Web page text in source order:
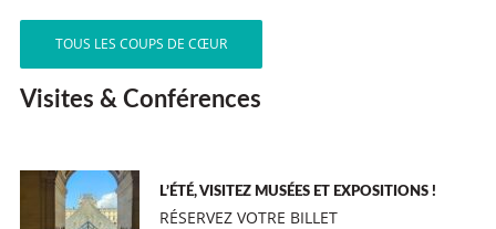
TOUS LES COUPS DE CŒUR
Visites & Conférences
L’ÉTÉ, VISITEZ MUSÉES ET EXPOSITIONS !
RÉSERVEZ VOTRE BILLET